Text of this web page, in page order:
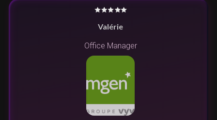
Valérie
Office Manager